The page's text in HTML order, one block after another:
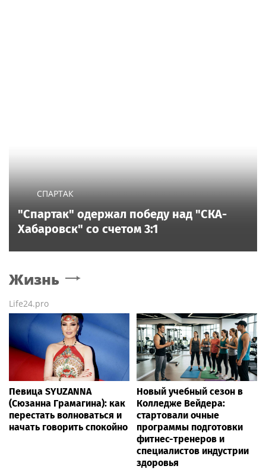
СПАРТАК
"Спартак" одержал победу над "СКА-
Хабаровск" со счетом 3:1
Жизнь
Life24.pro
Певица SYUZANNA
(Сюзанна Грамагина): как
перестать волноваться и
начать говорить спокойно
Новый учебный сезон в
Колледже Вейдера:
стартовали очные
программы подготовки
фитнес-тренеров и
специалистов индустрии
здоровья